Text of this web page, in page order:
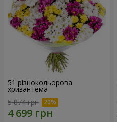
51 різнокольорова
хризантема
5 874 грн